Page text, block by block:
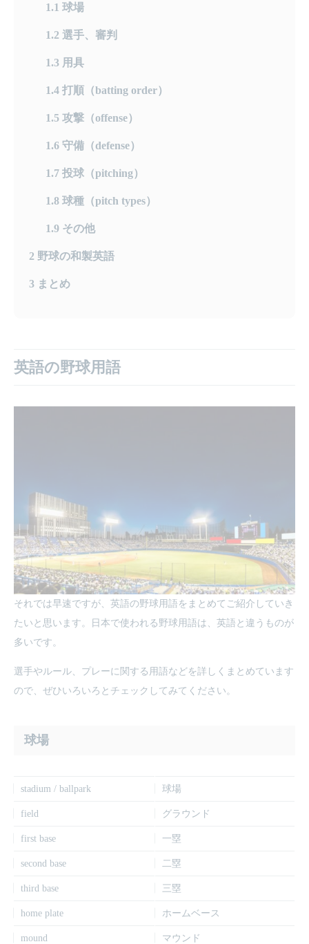
1.1 球場
1.2 選手、審判
1.3 用具
1.4 打順（batting order）
1.5 攻撃（offense）
1.6 守備（defense）
1.7 投球（pitching）
1.8 球種（pitch types）
1.9 その他
2 野球の和製英語
3 まとめ
英語の野球用語
それでは早速ですが、英語の野球用語をまとめてご紹介していき
たいと思います。日本で使われる野球用語は、英語と違うものが
多いです。
選手やルール、プレーに関する用語などを詳しくまとめています
ので、ぜひいろいろとチェックしてみてください。
球場
stadium / ballpark 球場
field グラウンド
first base 一塁
second base 二塁
third base 三塁
home plate ホームベース
mound マウンド